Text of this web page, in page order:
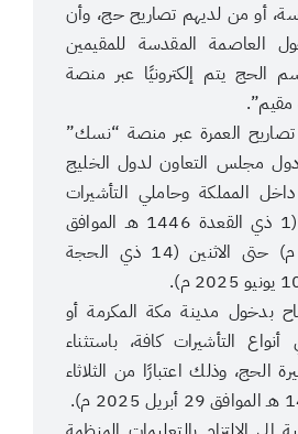
أو من لديهم تصاريح حج، وأن
العاصمة المقدسة للمقيمين
الحج يتم إلكترونيًا عبر منصة
مقيم”.
تصاريح العمرة عبر منصة “نسك”
مجلس التعاون لدول الخليج
داخل المملكة وحاملي التأشيرات
الأخرى من الثلاثاء (1 ذي القعدة 1446 هـ الموافق
29 أبريل 2025 م) حتى الاثنين (14 ذي الحجة
بدخول مدينة مكة المكرمة أو
أنواع التأشيرات كافة، باستثناء
الحج، وذلك اعتبارًا من الثلاثاء